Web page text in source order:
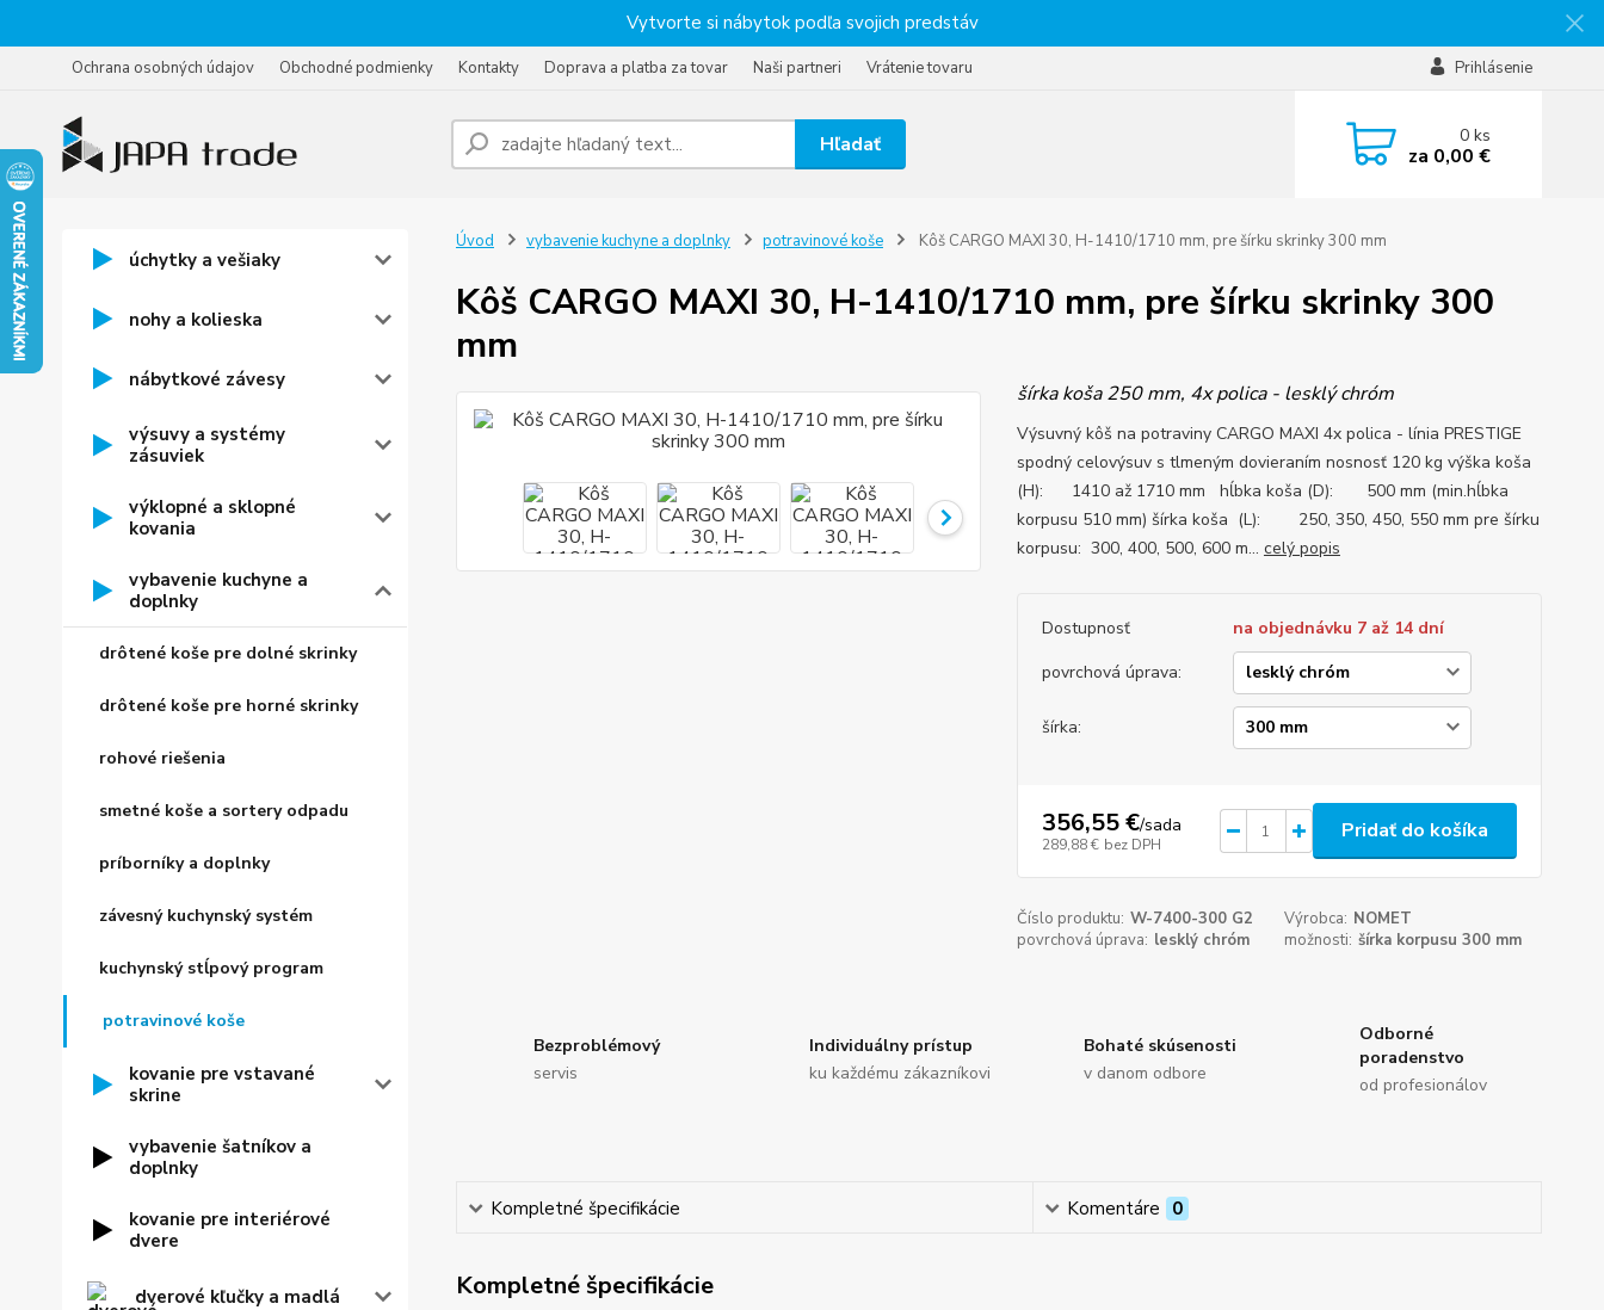
Vytvorte si nábytok podľa svojich predstáv
Ochrana osobných údajov Obchodné podmienky Kontakty Doprava a platba za tovar Naši partneri Vrátenie tovaru Prihlásenie
Hľadať 0ks
za 0,00 €
úchytky a vešiaky
nohy a kolieska
nábytkové závesy
výsuvy a systémy
zásuviek
výklopné a sklopné
kovania
vybavenie kuchyne a
doplnky
drôtené koše pre dolné skrinky
drôtené koše pre horné skrinky
rohové riešenia
smetné koše a sortery odpadu
príborníky a doplnky
závesný kuchynský systém
kuchynský stĺpový program
potravinové koše
kovanie pre vstavané
skrine
vybavenie šatníkov a
doplnky
kovanie pre interiérové
dvere
dverové kľučky a madlá
Úvod vybavenie kuchyne a doplnky potravinové koše Kôš CARGO MAXI 30, H-1410/1710 mm, pre šírku skrinky 300 mm
Kôš CARGO MAXI 30, H-1410/1710 mm, pre šírku skrinky 300
mm
šírka koša 250 mm, 4x polica - lesklý chróm
Výsuvný kôš na potraviny CARGO MAXI 4x polica - línia PRESTIGE
spodný celovýsuv s tlmeným dovieraním nosnosť 120 kg výška koša
(H): 1410 až 1710 mm hĺbka koša (D): 500 mm (min.hĺbka
korpusu 510 mm) šírka koša (L): 250, 350, 450, 550 mm pre šírku
korpusu: 300, 400, 500, 600 m... celý popis
Dostupnosť
na objednávku 7 až 14 dní
povrchová úprava:
šírka:
356,55 €/sada
289,88 € bez DPH
Pridať do košíka
Číslo produktu: W-7400-300 G2 Výrobca: NOMET
povrchová úprava: lesklý chróm možnosti: šírka korpusu 300 mm
Bezproblémový
servis
Individuálny prístup
ku každému zákazníkovi
Bohaté skúsenosti
v danom odbore
Odborné
poradenstvo
od profesionálov
Kompletné špecifikácie Komentáre 0
Kompletné špecifikácie